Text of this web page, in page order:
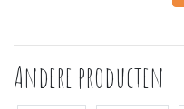
Andere producten